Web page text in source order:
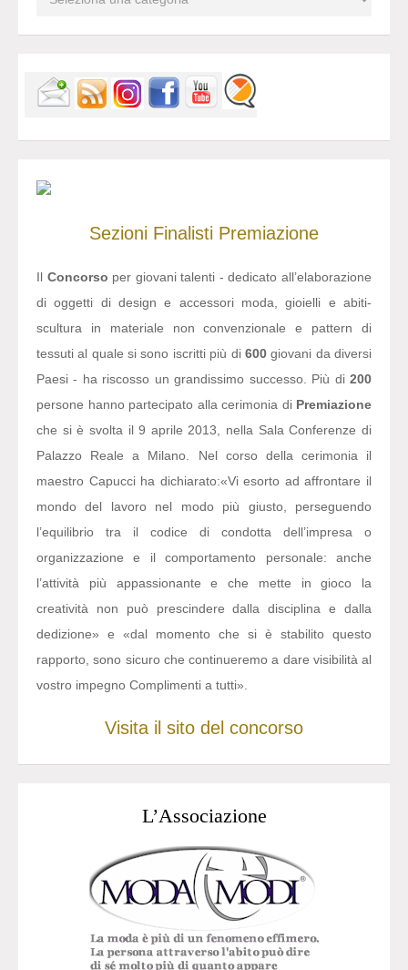
Sezioni Finalisti Premiazione
Il Concorso per giovani talenti - dedicato all’elaborazione
di oggetti di design e accessori moda, gioielli e abiti-
scultura in materiale non convenzionale e pattern di
tessuti al quale si sono iscritti più di 600giovani da diversi
Paesi - ha riscosso un grandissimo successo. Più di 200
persone hanno partecipato alla cerimonia di Premiazione
che si è svolta il 9 aprile 2013, nella Sala Conferenze di
Palazzo Reale a Milano. Nel corso della cerimonia il
maestro Capucci ha dichiarato:«Vi esorto ad affrontare il
mondo del lavoro nel modo più giusto, perseguendo
l’equilibrio tra il codice di condotta dell’impresa o
organizzazione e il comportamento personale: anche
l’attività più appassionante e che mette in gioco la
creatività non può prescindere dalla disciplina e dalla
dedizione» e «dal momento che si è stabilito questo
rapporto, sono sicuro che continueremo a dare visibilità al
vostro impegno Complimenti a tutti».
Visita il sito del concorso
L’Associazione